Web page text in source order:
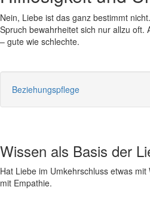
Nein, Liebe ist das ganz bestimmt
Spruch bewahrheitet sich nur allzu
– gute wie schlechte.
Beziehungspflege
Wissen als Basis der
Hat Liebe im Umkehrschluss etwas
mit Empathie.